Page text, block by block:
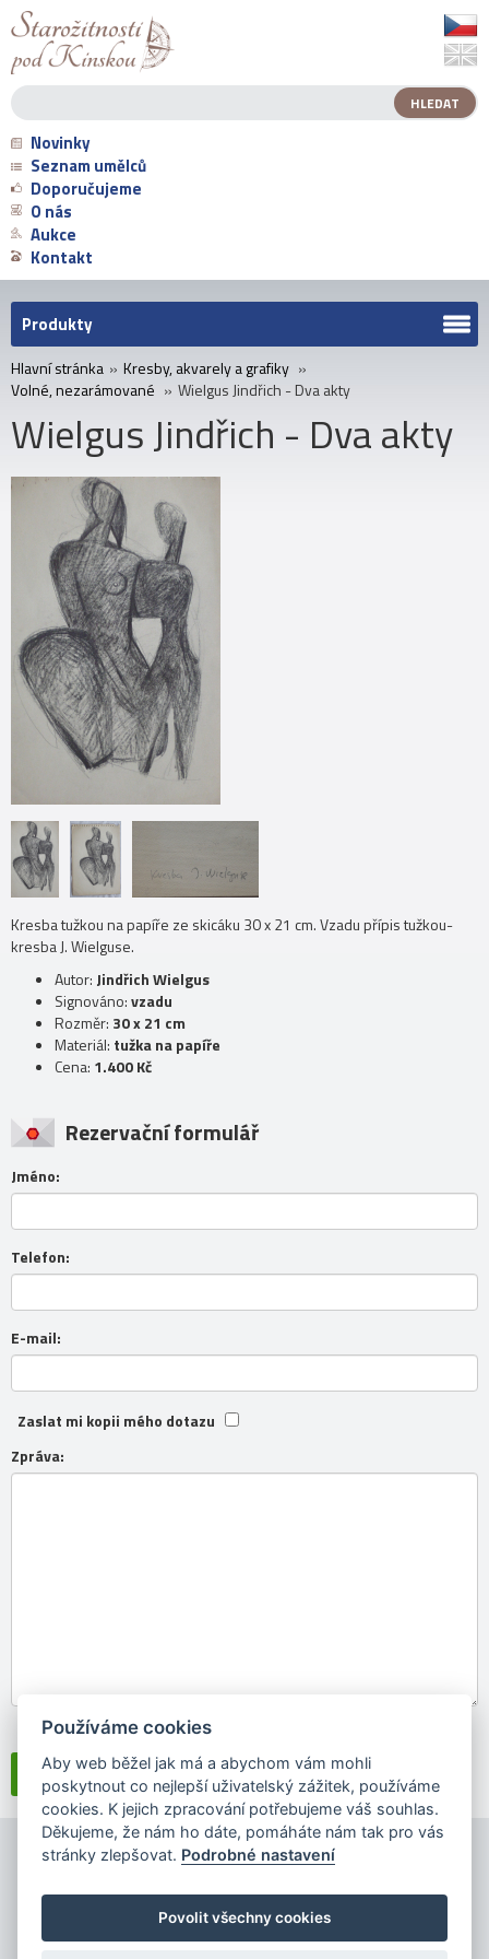
Novinky
Seznam umělců
Doporučujeme
O nás
Aukce
Kontakt
Produkty
Hlavní stránka » Kresby, akvarely a grafiky »
Volné, nezarámované » Wielgus Jindřich - Dva akty
Wielgus Jindřich - Dva akty
Kresba tužkou na papíře ze skicáku 30 x 21 cm. Vzadu přípis tužkou-
kresba J. Wielguse.
Autor: Jindřich Wielgus
Signováno:vzadu
Rozměr: 30 x 21 cm
Materiál: tužka na papíře
Cena: 1.400 Kč
Rezervační formulář
Jméno:
Telefon:
E-mail:
Zaslat mi kopii mého dotazu
Zpráva:
Souhlasím sezpracováním osobních údajů
Používáme cookies
Aby web běžel jak má a abychom vám mohli
poskytnout co nejlepší uživatelský zážitek, používáme
cookies. K jejich zpracování potřebujeme váš souhlas.
Děkujeme, že nám ho dáte, pomáháte nám tak pro vás
stránky zlepšovat. Podrobné nastavení
Povolit všechny cookies